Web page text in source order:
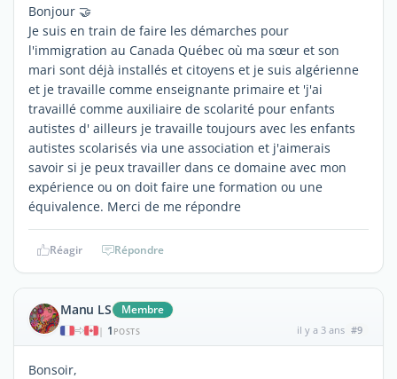
Bonjour 🤝
Je suis en train de faire les démarches pour
l'immigration au Canada Québec où ma sœur et son
mari sont déjà installés et citoyens et je suis algérienne
et je travaille comme enseignante primaire et 'j'ai
travaillé comme auxiliaire de scolarité pour enfants
autistes d' ailleurs je travaille toujours avec les enfants
autistes scolarisés via une association et j'aimerais
savoir si je peux travailler dans ce domaine avec mon
expérience ou on doit faire une formation ou une
équivalence. Merci de me répondre
Réagir Répondre
Manu LS Membre
| 1 POSTS il y a 3 ans #9
Bonsoir,